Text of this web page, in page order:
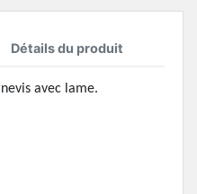
Détails du produit
avec lame.